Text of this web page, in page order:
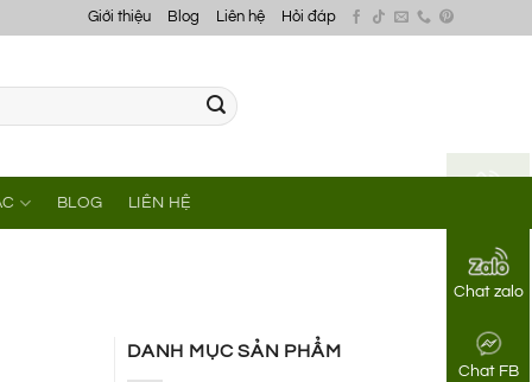
Chat zalo
Chat FB
Giới thiệu Blog Liên hệ Hỏi đáp
BLOG LIÊN HỆ
DANH MỤC SẢN PHẨM